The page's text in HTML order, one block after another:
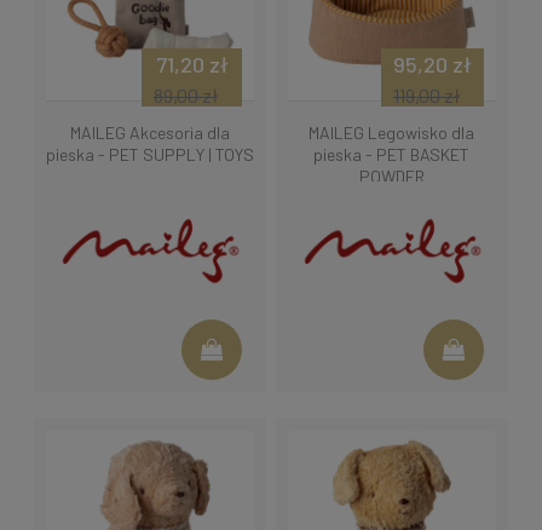
MAILEG Akcesoria dla
pieska - PET SUPPLY | TOYS
71,20 zł
89,00 zł
MAILEG Legowisko dla
pieska - PET BASKET
POWDER
95,20 zł
119,00 zł